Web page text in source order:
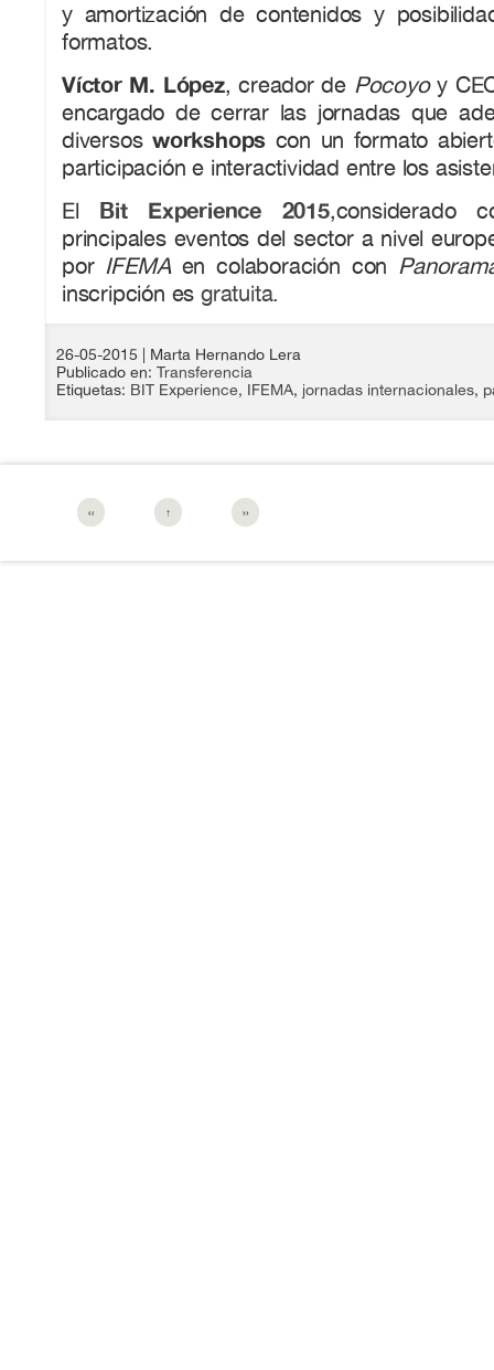
y amortización de contenidos y
formatos.
Víctor M. López, creador de Pocoyoy
encargado de cerrar las jornadas que
diversos workshops con un formato
participación e interactividad entre los
El Bit Experience 2015,considerado
principales eventos del sector a nivel
por IFEMAen colaboración con
inscripción esgratuita.
26-05-2015
| Marta Hernando Lera
Publicado en: Transferencia
Etiquetas: BIT Experience, IFEMA, jornadas internacionales,
‹‹ ↑ ››